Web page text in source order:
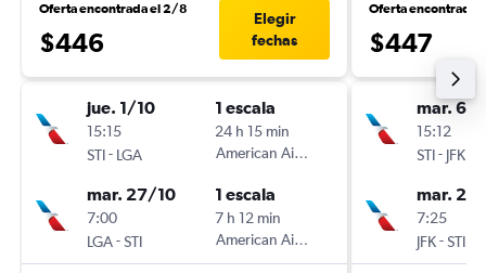
Oferta encontrada el 2/8
$446
Elegir
fechas
jue. 1/10
15:15
STI- LGA
1 escala
24 h 15 min
American Airlines
mar. 27/10
7:00
LGA-STI
1 escala
7 h 12 min
American Airlines
Oferta encontrada
$447
mar. 6/
15:12
STI- JFK
mar.
7:25
JFK-STI